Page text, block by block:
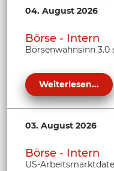
04. August 2026
Börse - Intern
Börsenwahnsinn
Weiterlesen...
03. August 2026
Börse - Intern
US-